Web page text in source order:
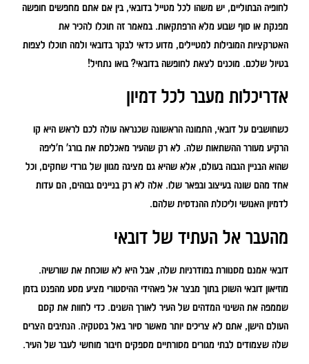
לחופיה הבתוליים, יש משהו לכל מטייל בדובאי, בין אם אתם מחפשים חופשה
מפנקת או סוף שבוע מלא הרפתקאות. במאמר זה תוכלו להכיר את
האטרקציות המובילות למטיילים, מדוע כדאי לבקר בדובאי ולמה תוכלו לצפות
בטיול שלכם. מוכנים לצאת לחופשה בדובאי? בואו נתחיל!
אדריכלות מעבר לכל דמיון
כשחושבים על דובאי, התמונה הראשונה שכנראה עולה לכם לראש היא קו
הרקיע מעורר ההשתאות שלה. לא רק שהעיר מאכלסת את בורג' ח'ליפה
שהוא הבניין הגבוה בעולם, אלא שהיא גם מציגה מגוון של גורדי שחקים, וכל
אחד מהם שונה בעיצוב ובפאר שלו. אלה לא רק בניינים גבוהים, הם עדות
לדמיון האנושי וליכולת ההנדסית שלהם.
מהעבר אל העתיד של דובאי
דובאי אמנם מסנוורת במודרניות שלה, אבל היא לא שוכחת את שורשיה.
מוזיאון דובאי השוכן בתוך מבצר אל פאהידי ההיסטורי מציע מסע מהפנט בזמן
שממפה את השינוי המדהים של העיר לאורך השנים. כדי לחוות את קסם
העולם הישן, אתם לא צריכים יותר מאשר סיור באל בסטקיה. הנתיבים הצרים
שלה שצמודים לבתי מגורים מסורתיים מספקים חיבור מוחשי לעבר של העיר.